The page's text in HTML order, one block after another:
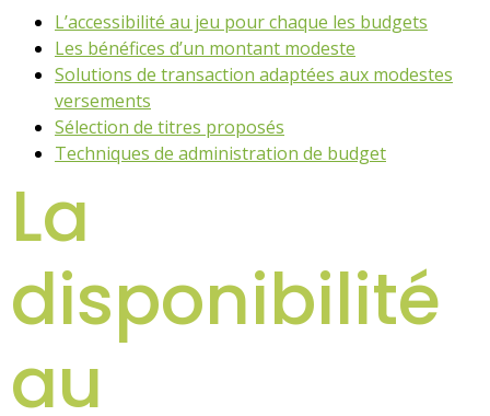
L’accessibilité au jeu pour chaque les budgets
Les bénéfices d’un montant modeste
Solutions de transaction adaptées aux modestes
versements
Sélection de titres proposés
Techniques de administration de budget
La
disponibilité
au